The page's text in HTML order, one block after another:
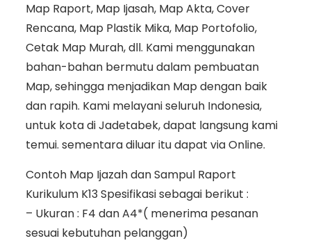
Map Raport, Map Ijasah, Map Akta, Cover
Rencana, Map Plastik Mika, Map Portofolio,
Cetak Map Murah, dll. Kami menggunakan
bahan-bahan bermutu dalam pembuatan
Map, sehingga menjadikan Map dengan baik
dan rapih. Kami melayani seluruh Indonesia,
untuk kota di Jadetabek, dapat langsung kami
temui. sementara diluar itu dapat via Online.
Contoh Map Ijazah dan Sampul Raport
Kurikulum K13 Spesifikasi sebagai berikut :
– Ukuran : F4 dan A4*( menerima pesanan
sesuai kebutuhan pelanggan)